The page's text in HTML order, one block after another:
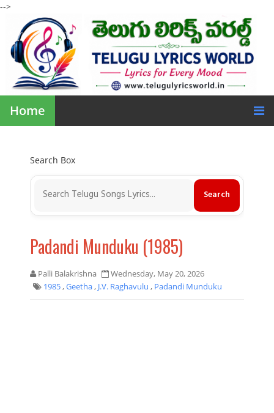
-->
Home
Search Box
Padandi Munduku (1985)
Palli Balakrishna
Wednesday, May 20, 2026
1985,Geetha, J.V. Raghavulu , Padandi Munduku